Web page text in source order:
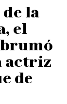
de la
el
actriz
de